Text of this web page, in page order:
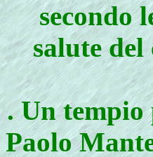
secondo
salute del
. Un
Paolo